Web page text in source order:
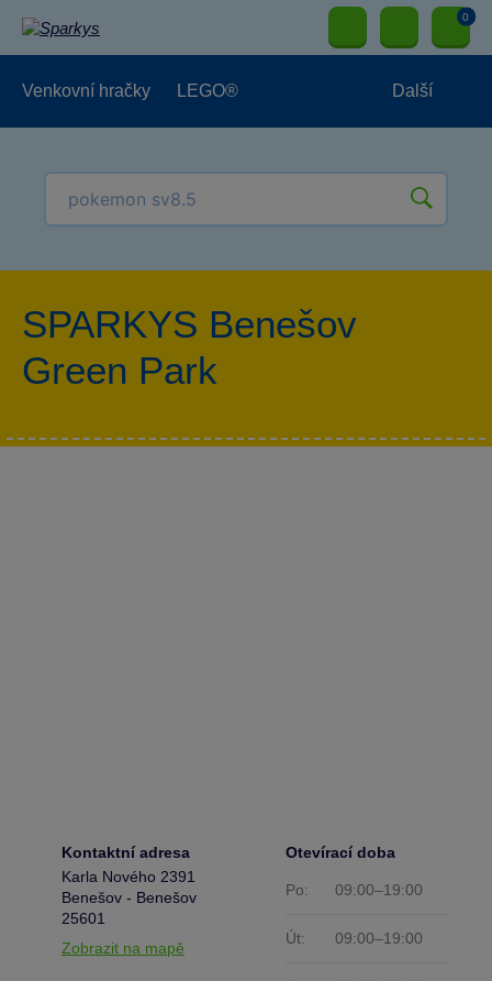
0
Venkovní hračky LEGO® Další
SPARKYS Benešov
Green Park
Kontaktní adresa
Karla Nového 2391
Benešov - Benešov
25601
Zobrazit na mapě
Otevírací doba
Po: 09:00–19:00
Út: 09:00–19:00